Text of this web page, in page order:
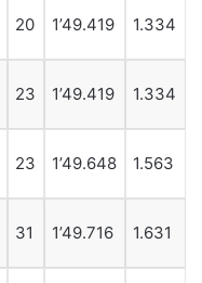
20 1’49.419 1.334
23 1’49.419 1.334
23 1’49.648 1.563
31 1’49.716 1.631